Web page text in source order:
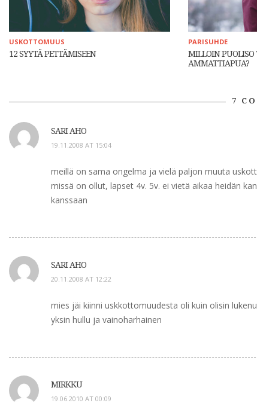
USKOTTOMUUS
12 SYYTÄ PETTÄMISEEN
PARISUHDE
MILLOIN PUOLISO
AMMATTIAPUA?
7
SARI AHO
19.11.2008 AT 15:04
meillä on sama ongelma ja vielä paljon muuta
missä on ollut, lapset 4v. 5v. ei vietä aikaa heidän
kanssaan
SARI AHO
20.11.2008 AT 12:22
mies jäi kiinni uskkottomuudesta oli kuin olisin
yksin hullu ja vainoharhainen
MIRKKU
19.06.2010 AT 00:09